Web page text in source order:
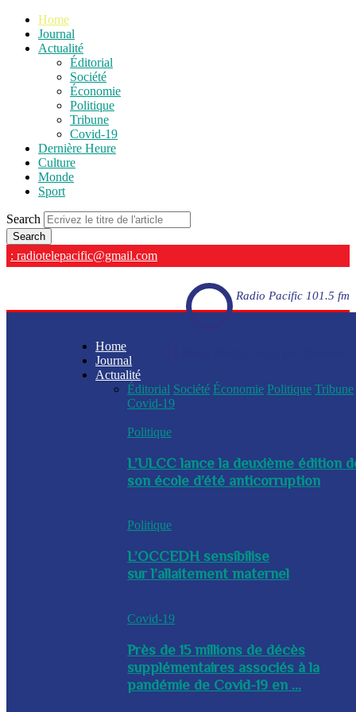
Home
Journal
Actualité
Éditorial
Société
Économie
Politique
Tribune
Covid-19
Dernière Heure
Culture
Monde
Sport
Search
: radiotelepacific@gmail.com
Radio Pacific 101.5 fm
Home
Journal
Actualité
Éditorial Société Économie Politique Tribune
Covid-19
Politique
L’ULCC lance la deuxième édition
son école d’été anticorruption
Politique
L’OCCEDH sensibilise
sur l’allaitement maternel
Covid-19
Près de 15 millions de décès
supplémentaires associés à la
pandémie de Covid-19 en ...